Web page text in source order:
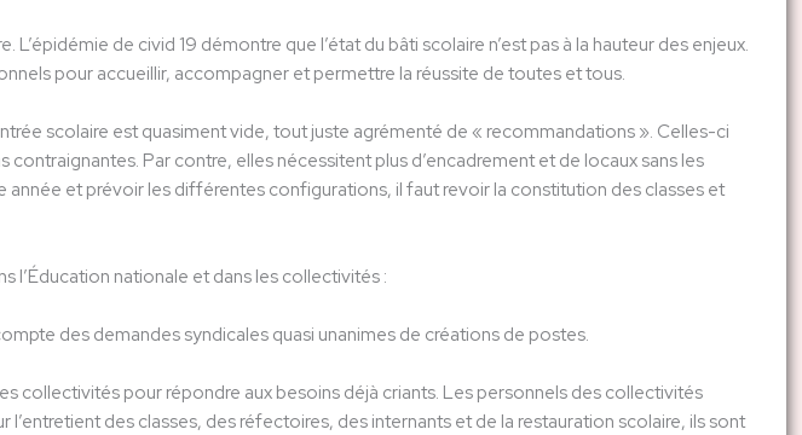
de civid 19 démontre que l’état du bâti scolaire n’est pas à la hauteur des enjeux.
pour accueillir, accompagner et permettre la réussite de toutes et tous.
scolaire est quasiment vide, tout juste agrémenté de « recommandations ». Celles-ci
Par contre, elles nécessitent plus d’encadrement et de locaux sans les
année et prévoir les différentes configurations, il faut revoir la constitution des classes et
l’Éducation nationale et dans les collectivités :
des demandes syndicales quasi unanimes de créations de postes.
collectivités pour répondre aux besoins déjà criants. Les personnels des collectivités
l’entretient des classes, des réfectoires, des internants et de la restauration scolaire, ils sont